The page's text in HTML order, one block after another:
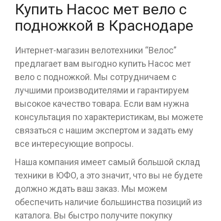
Купить Насос мет вело с
подножкой в Краснодаре
Интернет-магазин велотехники “Велос”
предлагает вам выгодно купить Насос мет
вело с подножкой. Мы сотрудничаем с
лучшими производителями и гарантируем
высокое качество товара. Если вам нужна
консультация по характеристикам, вы можете
связаться с нашим экспертом и задать ему
все интересующие вопросы.
Наша компания имеет самый большой склад
техники в ЮФО, а это значит, что вы не будете
должно ждать ваш заказ. Мы можем
обеспечить наличие большинства позиций из
каталога. Вы быстро получите покупку